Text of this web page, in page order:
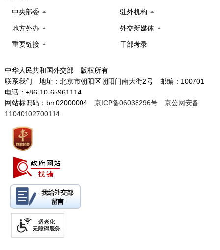
中央部委 驻外机构
地方外办 外交新媒体
重要链接 干部考录
中华人民共和国外交部 版权所有
联系我们 地址：北京市朝阳区朝阳门南大街2号 邮编：100701
电话：+86-10-65961114
网站标识码：bm02000004 京ICP备06038296号
京公网安备
11040102700114